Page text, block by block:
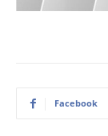
Facebook